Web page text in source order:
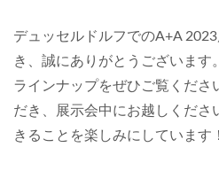
デュッセルドルフでのA+A
き、誠にありがとうございます
ラインナップをぜひご覧くださ
だき、展示会中にお越しくださ
きることを楽しみにしています！